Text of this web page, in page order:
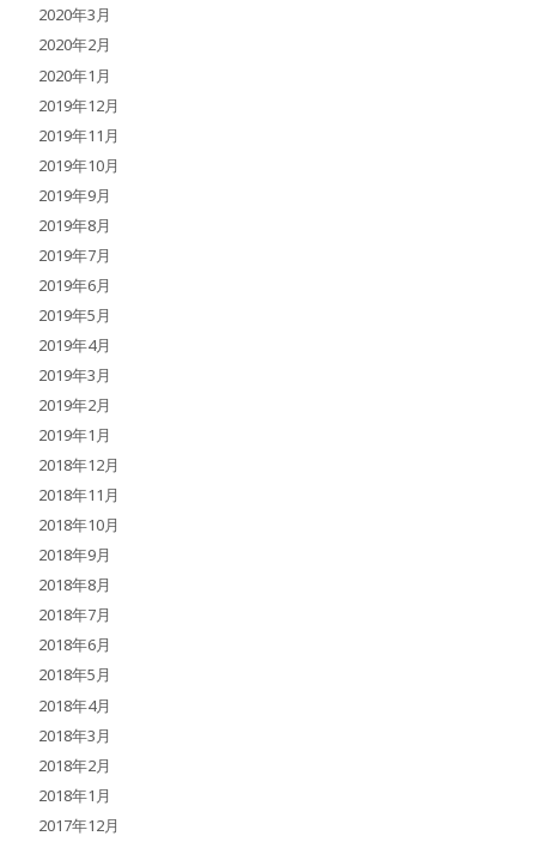
2020年3月
2020年2月
2020年1月
2019年12月
2019年11月
2019年10月
2019年9月
2019年8月
2019年7月
2019年6月
2019年5月
2019年4月
2019年3月
2019年2月
2019年1月
2018年12月
2018年11月
2018年10月
2018年9月
2018年8月
2018年7月
2018年6月
2018年5月
2018年4月
2018年3月
2018年2月
2018年1月
2017年12月